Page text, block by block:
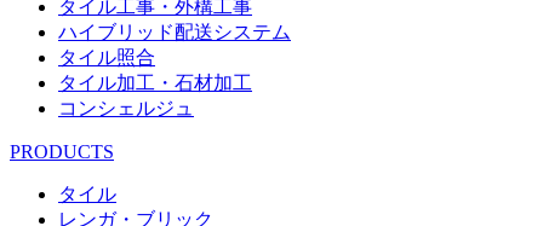
タイル工事・外構工事
ハイブリッド配送システム
タイル照合
タイル加工・石材加工
コンシェルジュ
PRODUCTS
タイル
レンガ・ブリック